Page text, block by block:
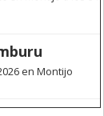
en Montijo